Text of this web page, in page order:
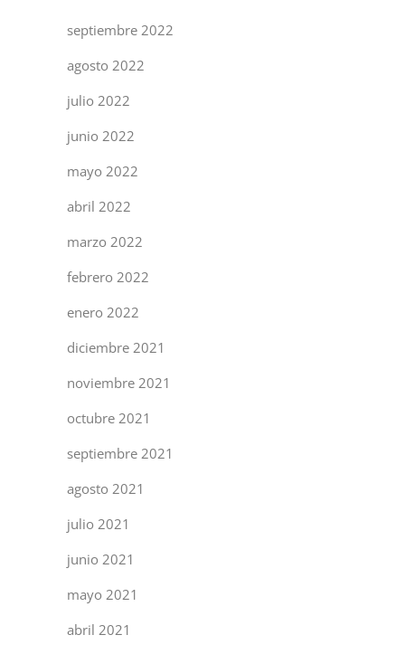
septiembre 2022
agosto 2022
julio 2022
junio 2022
mayo 2022
abril 2022
marzo 2022
febrero 2022
enero 2022
diciembre 2021
noviembre 2021
octubre 2021
septiembre 2021
agosto 2021
julio 2021
junio 2021
mayo 2021
abril 2021